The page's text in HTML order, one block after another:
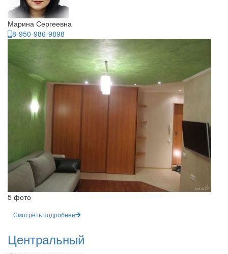
Марина Сергеевна
8-950-986-9898
5 фото
Смотреть подробнее
Центральный